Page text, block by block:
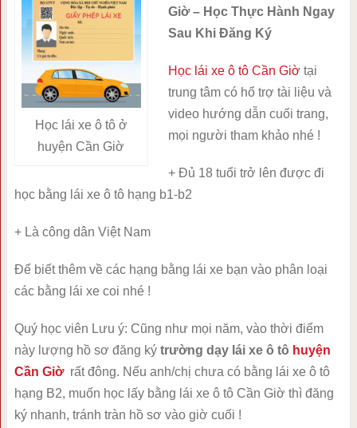
Học lái xe ô tô ở
huyện Cần Giờ
Giờ – Học Thực Hành Ngay
Sau Khi Đăng Ký
Học lái xe ô tô Cần Giờ tại
trung tâm có hổ trợ tài liệu và
video hướng dẫn cuối trang,
mọi người tham khảo nhé !
+ Đủ 18 tuổi trở lên được đi
học bằng lái xe ô tô hạng b1-b2
+ Là công dân Việt Nam
Để biết thêm về các hạng bằng lái xe bạn vào phân loại
các bằng lái xe coi nhé !
Quý học viên Lưu ý: Cũng như mọi năm, vào thời điểm
này lượng hồ sơ đăng ký trường dạy lái xe ô tô huyện
Cần Giờrất đông. Nếu anh/chị chưa có bằng lái xe ô tô
hạng B2, muốn học lấy bằng lái xe ô tô Cần Giờ thì đăng
ký nhanh, tránh tràn hồ sơ vào giờ cuối !